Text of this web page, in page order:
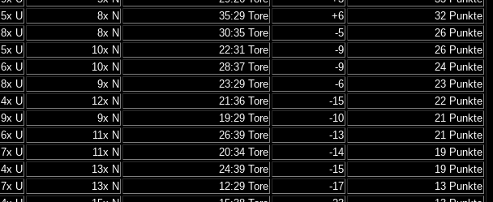
5x U 8x N 35:29 Tore +6 32 Punkte
8x U 8x N 30:35 Tore -5 26 Punkte
5x U 10x N 22:31 Tore -9 26 Punkte
6x U 10x N 28:37 Tore -9 24 Punkte
8x U 9x N 23:29 Tore -6 23 Punkte
4x U 12x N 21:36 Tore -15 22 Punkte
9x U 9x N 19:29 Tore -10 21 Punkte
6x U 11x N 26:39 Tore -13 21 Punkte
7x U 11x N 20:34 Tore -14 19 Punkte
4x U 13x N 24:39 Tore -15 19 Punkte
7x U 13x N 12:29 Tore -17 13 Punkte